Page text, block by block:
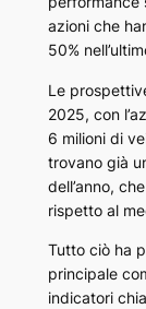
azioni che
50%
Le
2025, con
6 milioni di
trovano già
dell’anno,
rispetto al
Tutto ciò ha
principale
indicatori